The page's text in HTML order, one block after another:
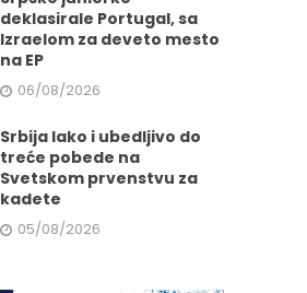
deklasirale Portugal, sa
Izraelom za deveto mesto
na EP
06/08/2026
Srbija lako i ubedljivo do
treće pobede na
Svetskom prvenstvu za
kadete
05/08/2026